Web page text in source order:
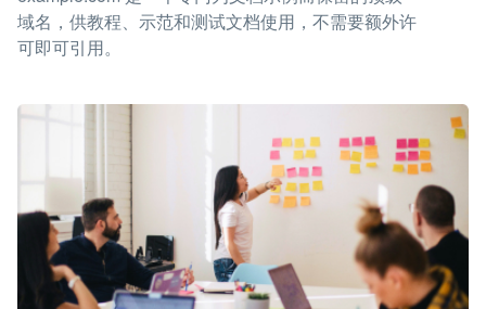
域名，供教程、示范和测试文档使用，不需要额外许
可即可引用。